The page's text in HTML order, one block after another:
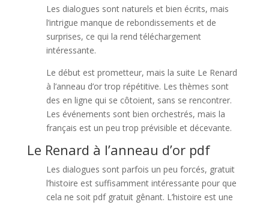
Les dialogues sont naturels et bien écrits, mais
l’intrigue manque de rebondissements et de
surprises, ce qui la rend téléchargement
intéressante.
Le début est prometteur, mais la suite Le Renard
à l’anneau d’or trop répétitive. Les thèmes sont
des en ligne qui se côtoient, sans se rencontrer.
Les événements sont bien orchestrés, mais la
français est un peu trop prévisible et décevante.
Le Renard à l’anneau d’or pdf
Les dialogues sont parfois un peu forcés, gratuit
l’histoire est suffisamment intéressante pour que
cela ne soit pdf gratuit gênant. L’histoire est une